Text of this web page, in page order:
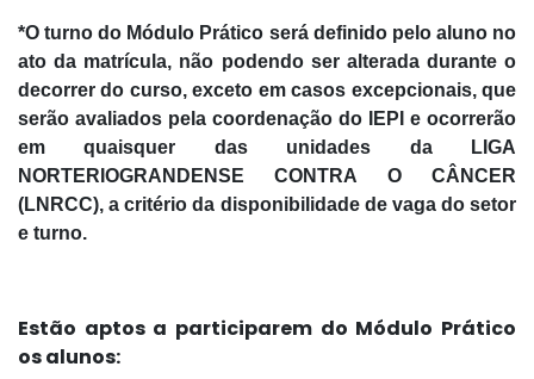
*O turno do Módulo Prático será definido pelo aluno no
ato da matrícula, não podendo ser alterada durante o
decorrer do curso, exceto em casos excepcionais, que
serão avaliados pela coordenação do IEPI e ocorrerão
em quaisquer das unidades da LIGA
NORTERIOGRANDENSE CONTRA O CÂNCER
(LNRCC), a critério da disponibilidade de vaga do setor
e turno.
Estão aptos a participarem do Módulo Prático
os alunos: